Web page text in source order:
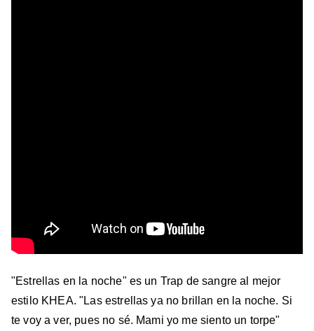
"Estrellas en la noche" es un Trap de sangre al mejor
estilo KHEA. "Las estrellas ya no brillan en la noche. Si
te voy a ver, pues no sé. Mami yo me siento un torpe"